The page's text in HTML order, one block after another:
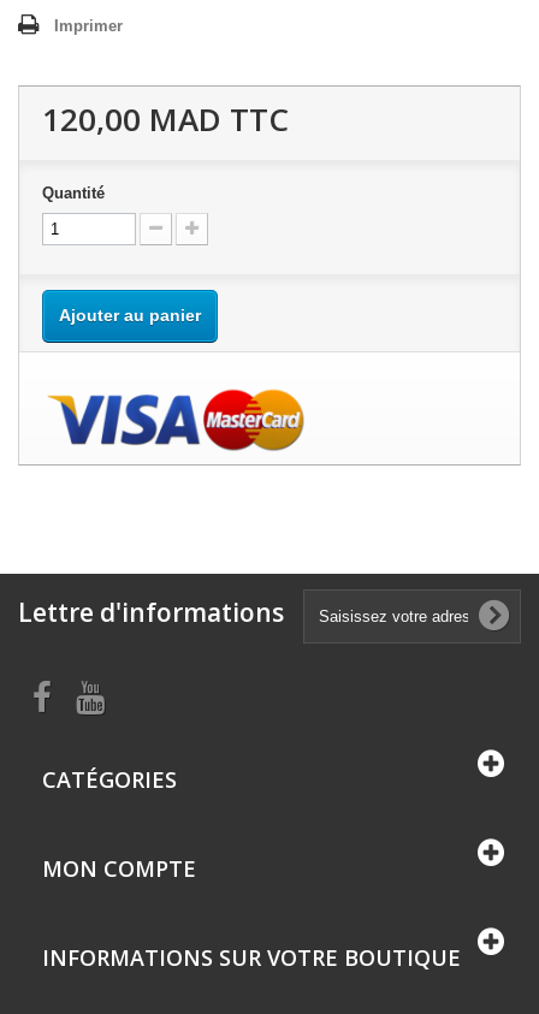
Imprimer
120,00 MAD TTC
Quantité
Ajouter au panier
Lettre d'informations
CATÉGORIES
MON COMPTE
INFORMATIONS SUR VOTRE BOUTIQUE